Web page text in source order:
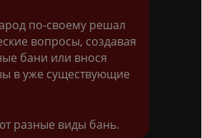
по-своему решал
вопросы, создавая
бани или внося
в уже существующие
разные виды бань.